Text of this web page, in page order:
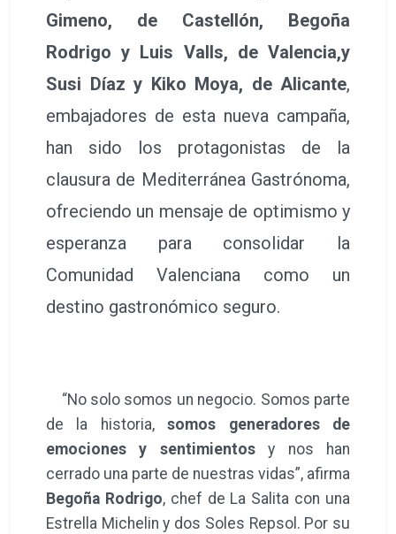
Gimeno, de Castellón, Begoña
Rodrigo y Luis Valls, de Valencia,y
Susi Díaz y Kiko Moya, de Alicante,
embajadores de esta nueva campaña,
han sido los protagonistas de la
clausura de Mediterránea Gastrónoma,
ofreciendo un mensaje de optimismo y
esperanza para consolidar la
Comunidad Valenciana como un
destino gastronómico seguro.
“No solo somos un negocio. Somos parte
de la historia,somos generadores de
emociones y sentimientosy nos han
cerrado una parte de nuestras vidas”, afirma
Begoña Rodrigo, chef de La Salita con una
Estrella Michelin y dos Soles Repsol. Por su